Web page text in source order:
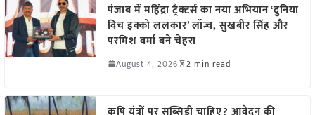
पंजाब में महिंद्रा ट्रैक्टर्स का नया अभियान ‘दुनिया
विच इक्को ललकार’ लॉन्च, सुखबीर सिंह और
परमिश वर्मा बने चेहरा
August 4, 2026 2 min read